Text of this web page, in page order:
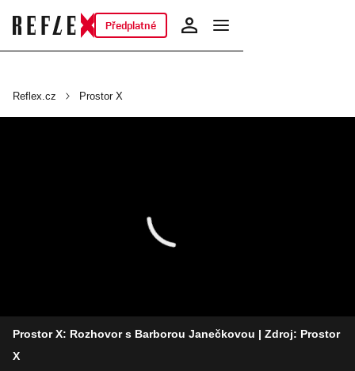
Předplatné
Reflex.cz Prostor X
Prostor X: Rozhovor s Barborou Janečkovou | Zdroj: Prostor
X